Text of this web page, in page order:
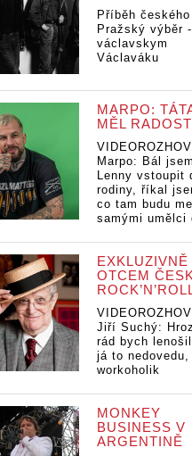
Příběh
Pražský výběr
václavskym
Václaváku
MARPO:
MĚL RADOST
Marpo: Bál
Lenny vstoupit
rodiny, říkal
co tam budu
samými umělci
EXKLUZIVNĚ
OTCEM
Jiří Suchý:
rád bych
já to nedovedu,
workoholik
MONKEY
BUSINESS V
ARGENTINĚ